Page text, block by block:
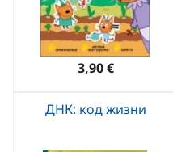
3,90 €
ДНК: код жизни